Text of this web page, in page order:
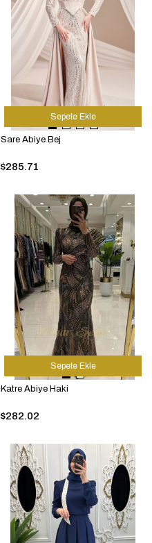
Sare Abiye Bej
$285.71
Sepete Ekle
Katre Abiye Haki
$282.02
Sepete Ekle